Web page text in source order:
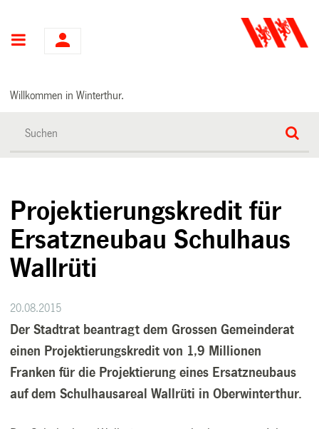
Hauptnavigation
Willkommen in Winterthur.
Projektierungskredit für
Ersatzneubau Schulhaus
Wallrüti
20.08.2015
Der Stadtrat beantragt dem Grossen Gemeinderat
einen Projektierungskredit von 1,9 Millionen
Franken für die Projektierung eines Ersatzneubaus
auf dem Schulhausareal Wallrüti in Oberwinterthur.